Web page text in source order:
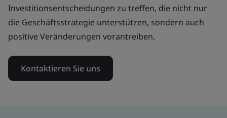
Investitionsentscheidungen zu treffen, die nicht nur
die Geschäftsstrategie unterstützen, sondern auch
positive Veränderungen vorantreiben.
Kontaktieren Sie uns